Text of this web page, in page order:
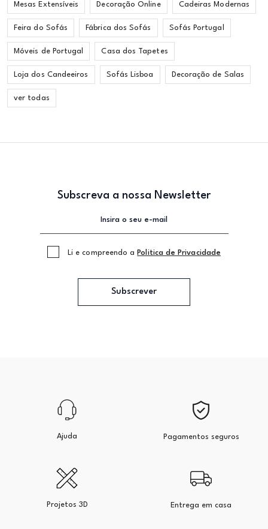
Mesas Extensíveis Decoração Online Cadeiras Modernas
Feira do Sofás Fábrica dos Sofás Sofás Portugal
Móveis de Portugal Casa dos Tapetes
Loja dos Candeeiros Sofás Lisboa Decoração de Salas
ver todas
Subscreva a nossa Newsletter
Li e compreendo a Politica de Privacidade
Subscrever
Ajuda Pagamentos seguros
Projetos 3D Entrega em casa